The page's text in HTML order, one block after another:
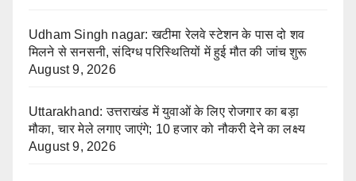
Udham Singh nagar: खटीमा रेलवे स्टेशन के पास दो शव
मिलने से सनसनी, संदिग्ध परिस्थितियों में हुई मौत की जांच शुरू
August 9, 2026
Uttarakhand: उत्तराखंड में युवाओं के लिए रोजगार का बड़ा
मौका, चार मेले लगाए जाएंगे; 10 हजार को नौकरी देने का लक्ष्य
August 9, 2026